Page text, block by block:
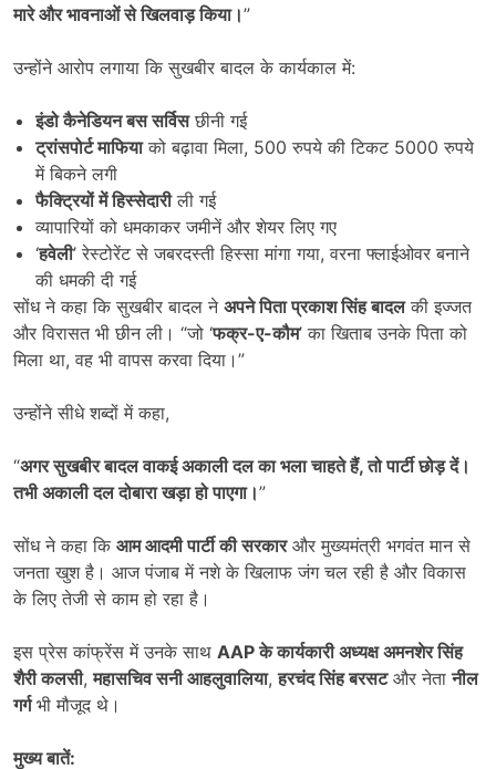
मारे और भावनाओं से खिलवाड़ किया।”
उन्होंने आरोप लगाया कि सुखबीर बादल के कार्यकाल में:
इंडो कैनेडियन बस सर्विसछीनी गई
ट्रांसपोर्ट माफियाको बढ़ावा मिला, 500 रुपये की टिकट 5000 रुपये
में बिकने लगी
फैक्ट्रियों में हिस्सेदारीली गई
व्यापारियों को धमकाकर जमीनें और शेयर लिए गए
‘हवेली’ रेस्टोरेंट से जबरदस्ती हिस्सा मांगा गया, वरना फ्लाईओवर बनाने
की धमकी दी गई
सोंध ने कहा कि सुखबीर बादल ने अपने पिता प्रकाश सिंह बादलकी इज्जत
और विरासत भी छीन ली। “जो ‘फक्र-ए-कौम’ का खिताब उनके पिता को
मिला था, वह भी वापस करवा दिया।”
उन्होंने सीधे शब्दों में कहा,
“अगर सुखबीर बादल वाकई अकाली दल का भला चाहते हैं,तो पार्टी छोड़ दें।
तभी अकाली दल दोबारा खड़ा हो पाएगा।”
सोंध ने कहा कि आम आदमी पार्टी की सरकारऔर मुख्यमंत्री भगवंत मान से
जनता खुश है। आज पंजाब में नशे के खिलाफ जंग चल रही है और विकास
के लिए तेजी से काम हो रहा है।
इस प्रेस कांफ्रेंस में उनके साथ AAPके कार्यकारी अध्यक्ष अमनशेर सिंह
शैरी कलसी,महासचिव सनी आहलुवालिया,हरचंद सिंह बरसटऔर नेतानील
गर्गभी मौजूद थे।
मुख्य बातें: